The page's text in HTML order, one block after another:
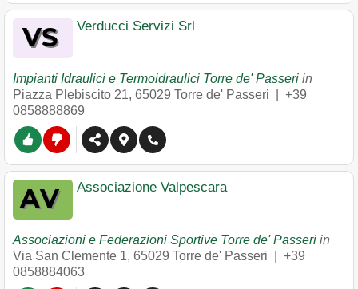
Verducci Servizi Srl
Impianti Idraulici e Termoidraulici Torre de' Passeri in
Piazza Plebiscito 21, 65029 Torre de' Passeri
+39
0858888869
Associazione Valpescara
Associazioni e Federazioni Sportive Torre de' Passeri in
Via San Clemente 1, 65029 Torre de' Passeri
+39
0858884063